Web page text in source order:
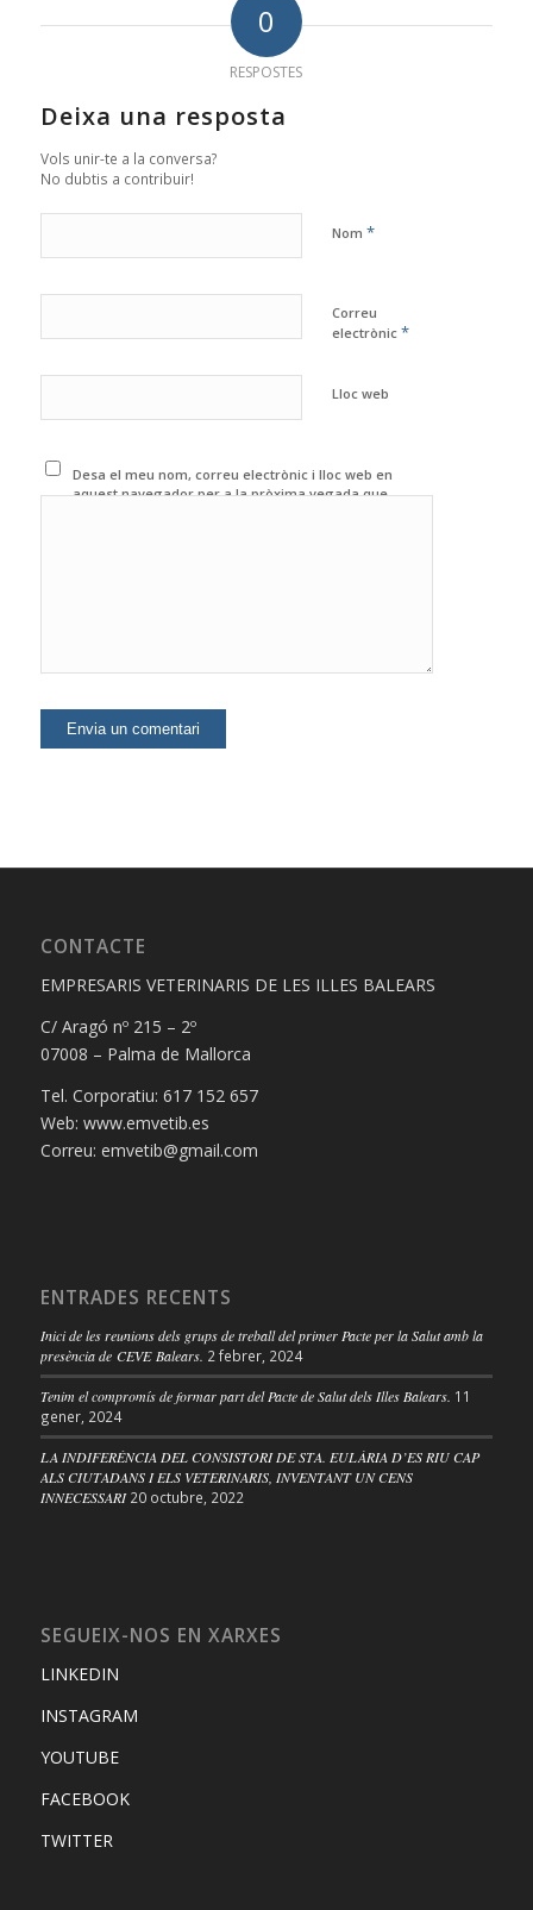
0
RESPOSTES
Deixa una resposta
Vols unir-te a la conversa?
No dubtis a contribuir!
Nom *
Correu
electrònic *
Lloc web
Desa el meu nom, correu electrònic i lloc web en
aquest navegador per a la pròxima vegada que
CONTACTE
EMPRESARIS VETERINARIS DE LES ILLES BALEARS
C/ Aragó nº 215 – 2º
07008 – Palma de Mallorca
Tel. Corporatiu: 617 152 657
Web: www.emvetib.es
Correu: emvetib@gmail.com
ENTRADES RECENTS
Inici de les reunions dels grups de treball del primer Pacte per la Salut amb la
presència de CEVE Balears. 2 febrer, 2024
Tenim el compromís de formar part del Pacte de Salut dels Illes Balears. 11
gener, 2024
LA INDIFERÈNCIA DEL CONSISTORI DE STA. EULÀRIA D’ES RIU CAP
ALS CIUTADANS I ELS VETERINARIS, INVENTANT UN CENS
INNECESSARI 20 octubre, 2022
SEGUEIX-NOS EN XARXES
LINKEDIN
INSTAGRAM
YOUTUBE
FACEBOOK
TWITTER